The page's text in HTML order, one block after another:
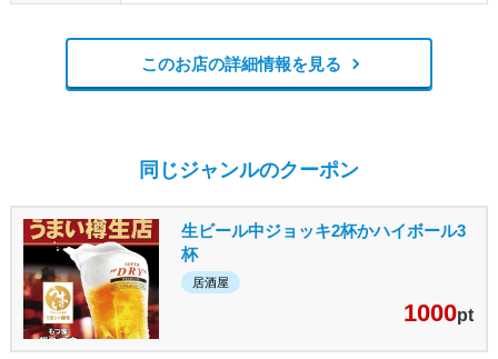
このお店の詳細情報を見る
同じジャンルのクーポン
生ビール中ジョッキ2杯かハイボール3
杯
居酒屋
1000pt